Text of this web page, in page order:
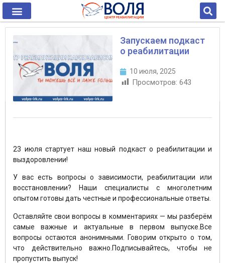
Запускаем подкаст
о реабилитации
10 июля, 2025
Просмотров: 643
23 июля стартует наш новый подкаст о реабилитации и
выздоровлении!
У вас есть вопросы о зависимости, реабилитации или
восстановлении? Наши специалисты с многолетним
опытом готовы дать честные и профессиональные ответы.
Оставляйте свои вопросы в комментариях — мы разберём
самые важные и актуальные в первом выпуске.Все
вопросы остаются анонимными. Говорим открыто о том,
что действительно важно.Подписывайтесь, чтобы не
пропустить выпуск!